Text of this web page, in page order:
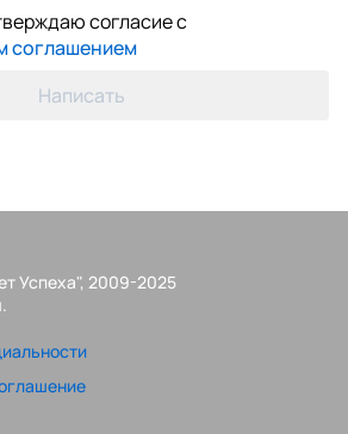
согласие с
соглашением
Написать
Успеха", 2009-2025